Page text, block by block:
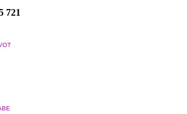
721